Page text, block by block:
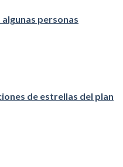
personas
de estrellas del plan